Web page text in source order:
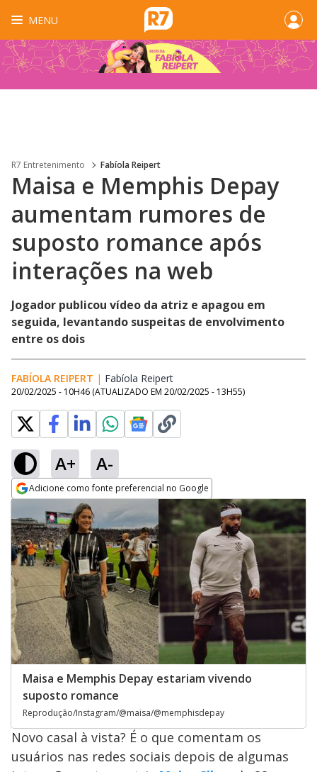
MENU
R7 Entretenimento Fabíola Reipert
Maisa e Memphis Depay
aumentam rumores de
suposto romance após
interações na web
Jogador publicou vídeo da atriz e apagou em
seguida, levantando suspeitas de envolvimento
entre os dois
FABÍOLA REIPERT | Fabíola Reipert
20/02/2025 - 10H46 (ATUALIZADO EM 20/02/2025 - 13H55)
A+ A-
Adicione como fonte preferencial no Google
Opens in new window
Maisa e Memphis Depay estariam vivendo
suposto romance
Reprodução/Instagram/@maisa/@memphisdepay
Novo casal à vista? É o que comentam os
usuários nas redes sociais depois de algumas